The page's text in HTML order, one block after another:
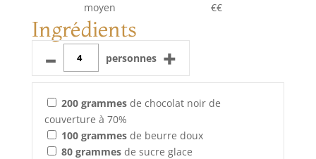
moyen €€
Ingrédients
– personnes +
200 grammesde chocolat noir de
couverture à 70%
100 grammesde beurre doux
80 grammesde sucre glace